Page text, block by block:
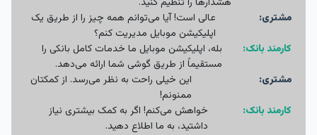
مشتری:
عالی است! آیا می‌توانم همه چیز را از طریق یک
اپلیکیشن موبایل مدیریت کنم؟
کارمند بانک:
بله، اپلیکیشن موبایل ما خدمات کامل بانکی را
مستقیماً از طریق گوشی شما ارائه می‌دهد.
مشتری:
این خیلی راحت به نظر می‌رسد. از کمکتان
ممنونم!
کارمند بانک:
خواهش می‌کنم! اگر به کمک بیشتری نیاز
داشتید، به ما اطلاع دهید.